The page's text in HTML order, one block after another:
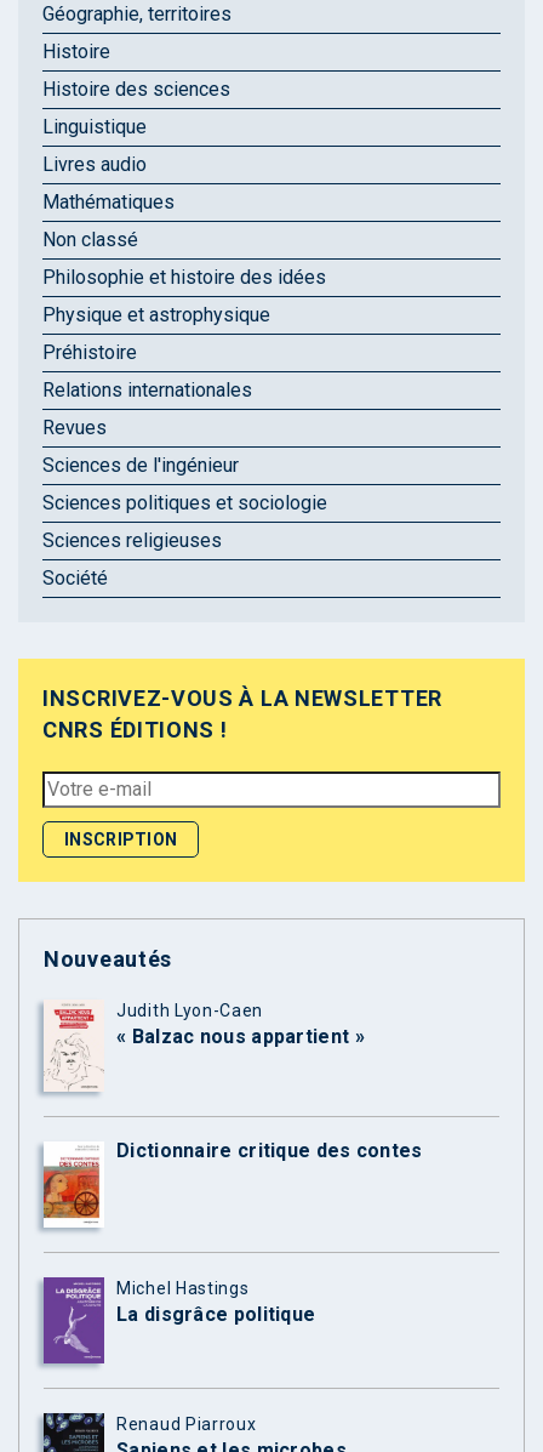
Géographie, territoires
Histoire
Histoire des sciences
Linguistique
Livres audio
Mathématiques
Non classé
Philosophie et histoire des idées
Physique et astrophysique
Préhistoire
Relations internationales
Revues
Sciences de l'ingénieur
Sciences politiques et sociologie
Sciences religieuses
Société
INSCRIVEZ-VOUS À LA NEWSLETTER
CNRS ÉDITIONS !
Nouveautés
Judith Lyon-Caen
« Balzac nous appartient »
Dictionnaire critique des contes
Michel Hastings
La disgrâce politique
Renaud Piarroux